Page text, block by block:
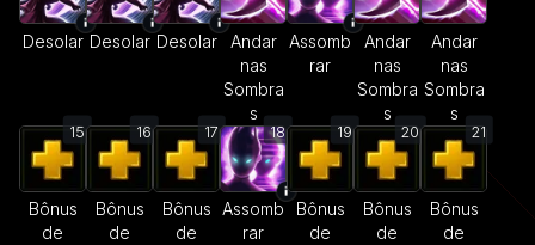
Desolar Desolar Desolar
Andar
nas
Sombra
s
Assomb
rar
Andar
nas
Sombra
s
Andar
nas
Sombra
s
15
Bônus
de
16
Bônus
de
17
Bônus
de
18
Assomb
rar
19
Bônus
de
20
Bônus
de
21
Bônus
de